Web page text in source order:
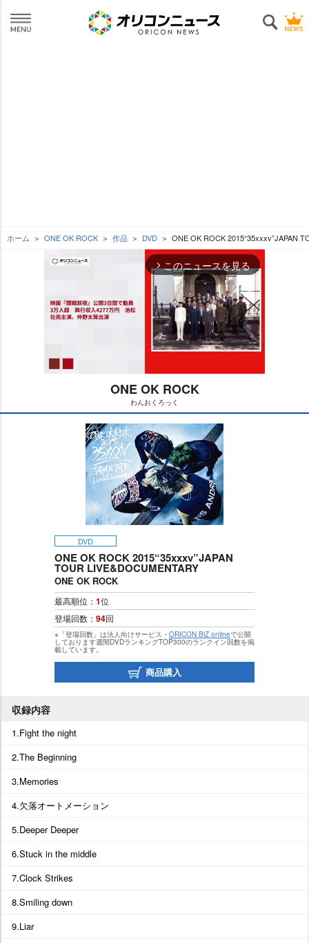
ホーム ONE OK ROCK 作品 DVD ONE OK ROCK 2015“35xxxv”JAPAN
arrow_forward_ios このニュースを見る
M
u
t
e
ONE OK ROCK
わんおくろっく
DVD
ONE OK ROCK 2015“35xxxv”JAPAN
TOUR LIVE&DOCUMENTARY
ONE OK ROCK
最高順位： 1位
登場回数： 94回
※「登場回数」は法人向けサービス・ ORICON BiZ onlineで公開
しております週間DVDランキングTOP300のランクイン回数を掲
載しています。
商品購入
収録内容
1.Fight the night
2.The Beginning
3.Memories
4.欠落オートメーション
5.Deeper Deeper
6.Stuck in the middle
7.Clock Strikes
8.Smiling down
9.Liar